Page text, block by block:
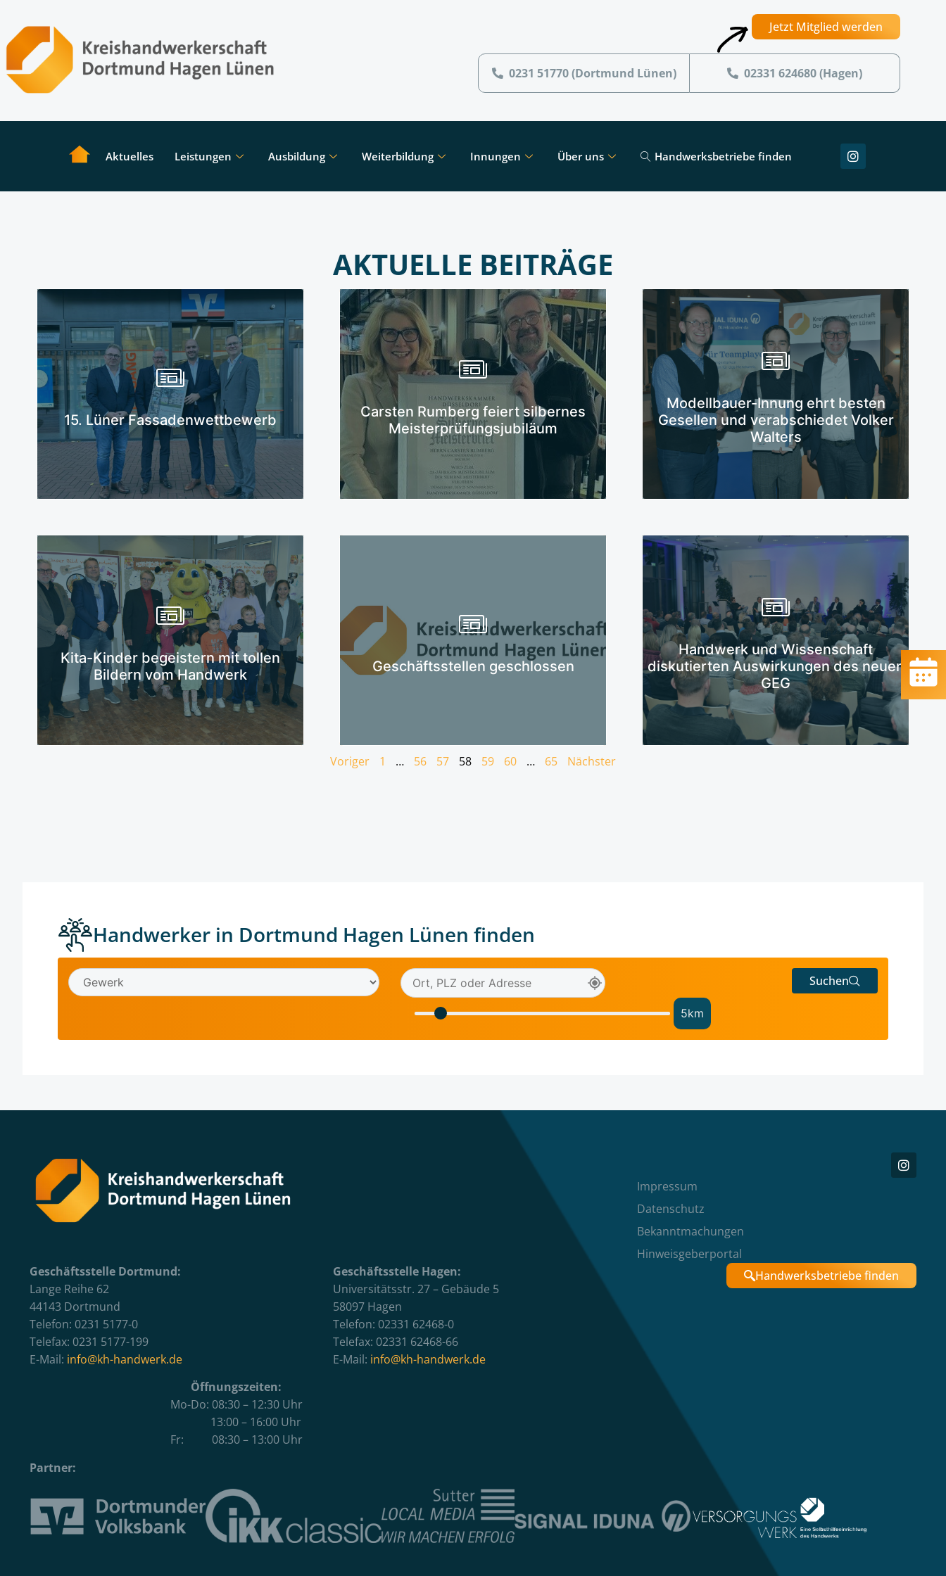
Jetzt Mitglied werden
0231 51770 (Dortmund Lünen) 02331 624680 (Hagen)
Aktuelles Leistungen Ausbildung Weiterbildung Innungen Über uns Handwerksbetriebe finden
AKTUELLE BEITRÄGE
15. Lüner Fassadenwettbewerb
Mehr erfahren
Carsten Rumberg feiert silbernes
Meisterprüfungsjubiläum
Mehr erfahren
Modellbauer-Innung ehrt besten
Gesellen und verabschiedet Volker
Walters
Mehr erfahren
Kita-Kinder begeistern mit tollen
Bildern vom Handwerk
Mehr erfahren
Geschäftsstellen geschlossen
Mehr erfahren
Handwerk und Wissenschaft
diskutierten Auswirkungen des neuen
GEG
Mehr erfahren
Voriger 1 … 56 57 58 59 60 … 65 Nächster
Handwerker in Dortmund Hagen Lünen finden
5km
Suchen
Impressum
Datenschutz
Bekanntmachungen
Hinweisgeberportal
Geschäftsstelle Dortmund:
Lange Reihe 62
44143 Dortmund
Telefon: 0231 5177-0
Telefax: 0231 5177-199
E-Mail: info@kh-handwerk.de
Geschäftsstelle Hagen:
Universitätsstr. 27 – Gebäude 5
58097 Hagen
Telefon: 02331 62468-0
Telefax: 02331 62468-66
E-Mail: info@kh-handwerk.de
Handwerksbetriebe finden
Öffnungszeiten:
Mo-Do: 08:30 – 12:30 Uhr
13:00 – 16:00 Uhr
Fr: 08:30 – 13:00 Uhr
Partner: